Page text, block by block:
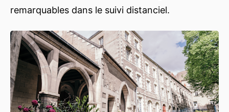
remarquables dans le suivi distanciel.